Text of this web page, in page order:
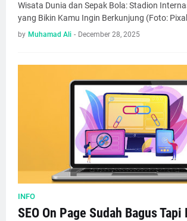
Wisata Dunia dan Sepak Bola: Stadion
yang Bikin Kamu Ingin Berkunjung (Foto:
by Muhamad Ali - December 28, 2025
INFO
SEO On Page Sudah Bagus Tapi